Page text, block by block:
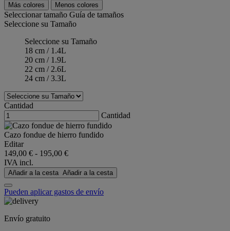
Más colores Menos colores
Seleccionar tamaño Guía de tamaños
Seleccione su Tamaño
Seleccione su Tamaño
18 cm / 1.4L
20 cm / 1.9L
22 cm / 2.6L
24 cm / 3.3L
Cantidad
Cantidad
Cazo fondue de hierro fundido
Editar
149,00 € - 195,00 €
IVA incl.
Añadir a la cesta Añadir a la cesta
Pueden aplicar gastos de envío
Envío gratuito